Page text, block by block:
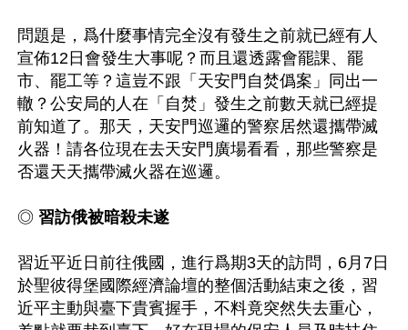
問題是，爲什麼事情完全沒有發生之前就已經有人
宣佈12日會發生大事呢？而且還透露會罷課、罷
市、罷工等？這豈不跟「天安門自焚僞案」同出一
轍？公安局的人在「自焚」發生之前數天就已經提
前知道了。那天，天安門巡邏的警察居然還攜帶滅
火器！請各位現在去天安門廣場看看，那些警察是
否還天天攜帶滅火器在巡邏。
◎ 習訪俄被暗殺未遂
習近平近日前往俄國，進行爲期3天的訪問，6月7日
於聖彼得堡國際經濟論壇的整個活動結束之後，習
近平主動與臺下貴賓握手，不料竟突然失去重心，